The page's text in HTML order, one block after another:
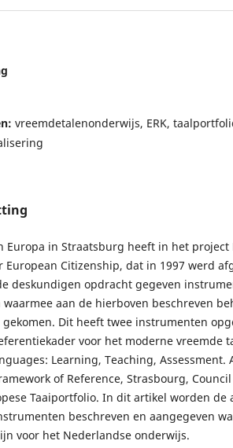
vreemdetalenonderwijs, ERK,
Europa in Straatsburg heeft in het project
European Citizenship, dat in 1997 werd
deskundigen opdracht gegeven
aan de hierboven beschreven
gekomen. Dit heeft twee instrumenten
voor het moderne vreemde
Learning, Teaching, Assessment.
of Reference, Strasbourg,
Taaiportfolio. In dit artikel worden de
beschreven en aangegeven
voor het Nederlandse onderwijs.